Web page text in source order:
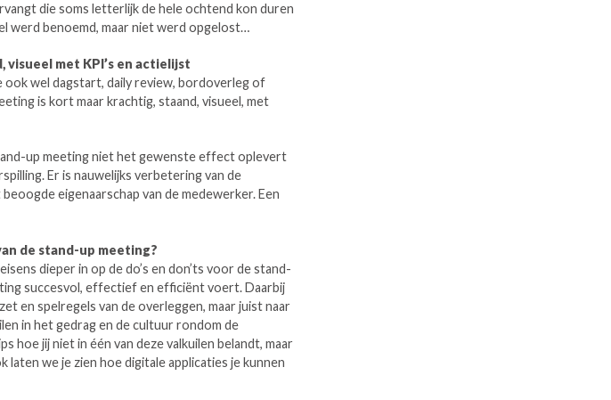
die soms letterlijk de hele ochtend kon duren
werd benoemd, maar niet werd opgelost…
met KPI’s en actielijst
wel dagstart, daily review, bordoverleg of
is kort maar krachtig, staand, visueel, met
up meeting niet het gewenste effect oplevert
Er is nauwelijks verbetering van de
eigenaarschap van de medewerker. Een
de stand-up meeting?
dieper in op de do’s en don’ts voor de stand-
succesvol, effectief en efficiënt voert. Daarbij
en spelregels van de overleggen, maar juist naar
in het gedrag en de cultuur rondom de
hoe jij niet in één van deze valkuilen belandt, maar
we je zien hoe digitale applicaties je kunnen